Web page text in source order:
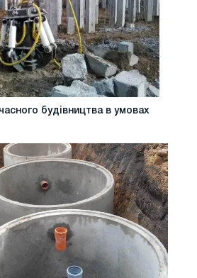
будівництва в умовах